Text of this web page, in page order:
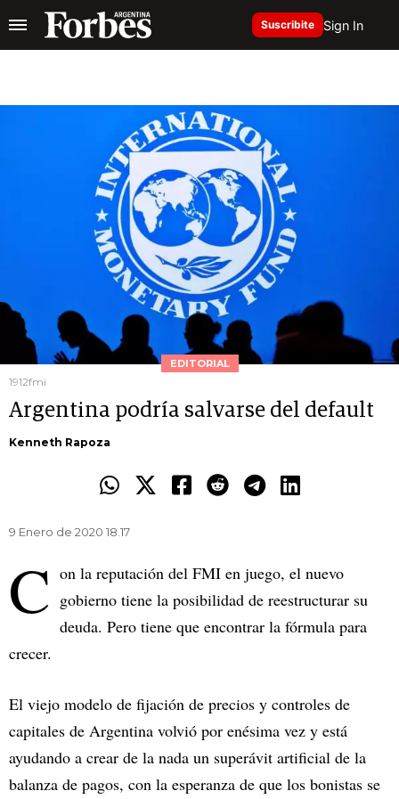
Suscribite Sign In
EDITORIAL
1912fmi
Argentina podría salvarse del default
Kenneth Rapoza
9 Enero de 2020 18.17
C on la reputación del FMI en juego, el nuevo
gobierno tiene la posibilidad de reestructurar su
deuda. Pero tiene que encontrar la fórmula para
crecer.
El viejo modelo de fijación de precios y controles de
capitales de Argentina volvió por enésima vez y está
ayudando a crear de la nada un superávit artificial de la
balanza de pagos, con la esperanza de que los bonistas se